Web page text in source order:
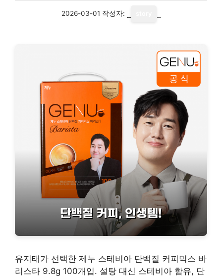
2026-03-01 작성자:
유지태가 선택한 제누 스테비아 단백질 커피믹스 바
리스타 9.8g 100개입. 설탕 대신 스테비아 함유, 단